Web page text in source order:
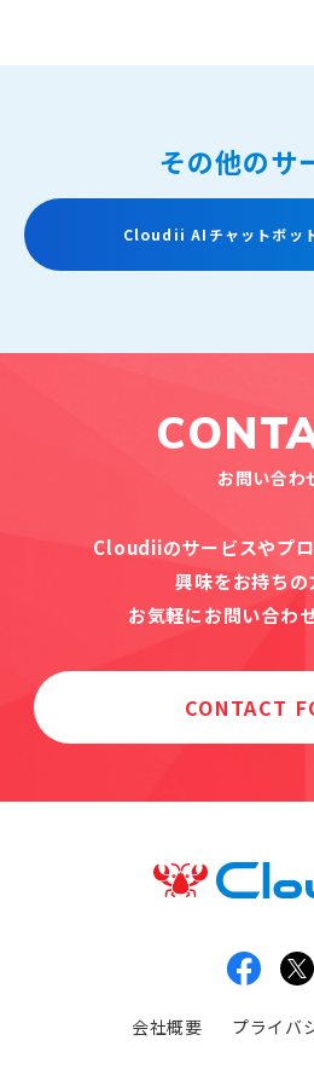
その他のサ
Cloudii AIチャットボット
お問い合わ
Cloudiiのサービスやプ
興味をお持ちの
お気軽にお問い合わ
CONTACT
会社概要 プライバ